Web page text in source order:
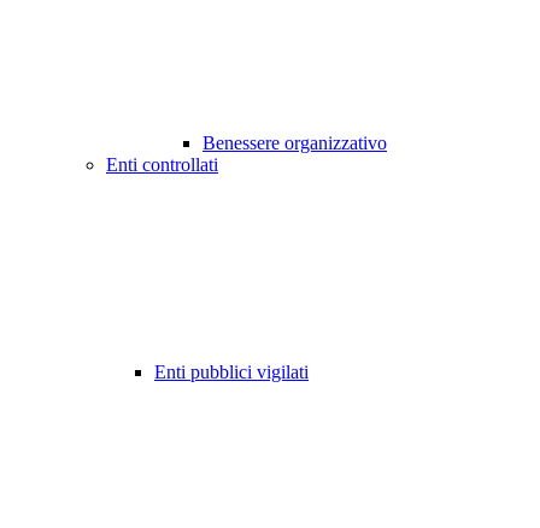
Benessere organizzativo
Enti controllati
Enti pubblici vigilati